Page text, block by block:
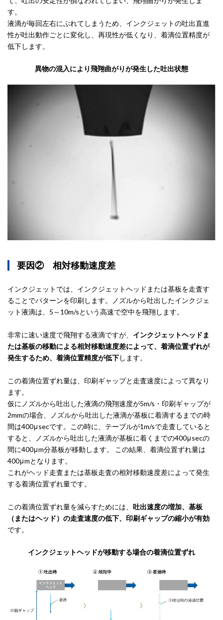
す。
液滴が毎回左右にぶれてしまうため、インクジェットの吐出直進
性が吐出動作ごとに変化し、再現性が低くなり、着滴位置精度が
低下します。
異物の混入により飛翔曲がりが発生した吐出状態
要因② 相対移動速度差
インクジェットでは、インクジェットヘッドまたは基板を走査す
ることでパターンを印刷します。ノズルから吐出したインクジェ
ット液滴は、5～10m/sという高速で空中を飛翔します。
非常に速い速度で飛翔する液滴ですが、 インクジェットヘッドま
たは基板の移動による相対移動速度差によって、着滴位置ずれが
発生するため、着滴位置精度が低下します。
この着滴位置ずれ量は、印刷ギャップと走査速度によって異なり
ます。
仮にノズルから吐出した液滴の飛翔速度が5m/s・印刷ギャップが
2mmの場合、ノズルから吐出した液滴が基板に着滴するまでの時
間は400μsecです。この時に、テーブルが1m/sで走査していると
すると、ノズルから吐出した液滴が基板に着くまでの400μsecの
間に400μm分基板が移動します。 この結果、着滴位置ずれ量は
400μmとなります。
これがヘッド走査または基板走査の相対移動速度差によって発生
する着滴位置ずれ量です。
この着滴位置ずれ量を減らすためには、 吐出速度の増加、基板
（またはヘッド）の走査速度の低下、印刷ギャップの縮小が有効
です。
インクジェットヘッドが移動する場合の着滴位置ずれ